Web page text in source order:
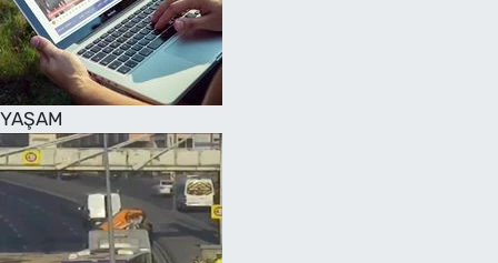
YAŞAM
SAĞLIK
TV REHBERİ